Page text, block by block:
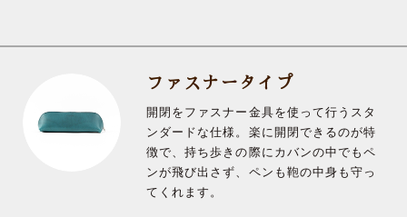
ファスナータイプ
開閉をファスナー金具を使って行うスタ
ンダードな仕様。楽に開閉できるのが特
徴で、持ち歩きの際にカバンの中でもペ
ンが飛び出さず、ペンも鞄の中身も守っ
てくれます。